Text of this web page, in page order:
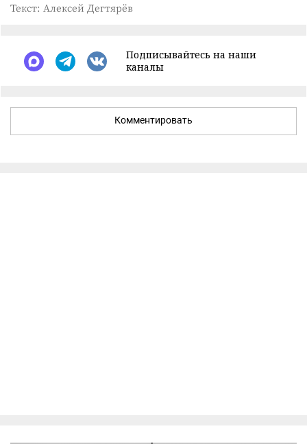
Текст: Алексей Дегтярёв
Подписывайтесь на наши
каналы
Комментировать